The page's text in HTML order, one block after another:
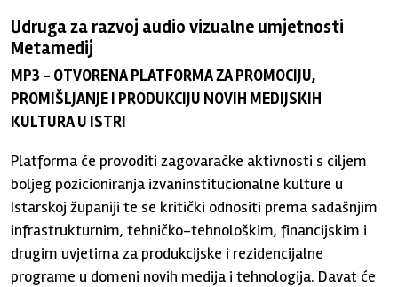
Udruga za razvoj audio vizualne umjetnosti
Metamedij
MP3 - OTVORENA PLATFORMA ZA PROMOCIJU,
PROMIŠLJANJE I PRODUKCIJU NOVIH MEDIJSKIH
KULTURA U ISTRI
Platforma će provoditi zagovaračke aktivnosti s ciljem
boljeg pozicioniranja izvaninstitucionalne kulture u
Istarskoj županiji te se kritički odnositi prema sadašnjim
infrastrukturnim, tehničko-tehnološkim, financijskim i
drugim uvjetima za produkcijske i rezidencijalne
programe u domeni novih medija i tehnologija. Davat će